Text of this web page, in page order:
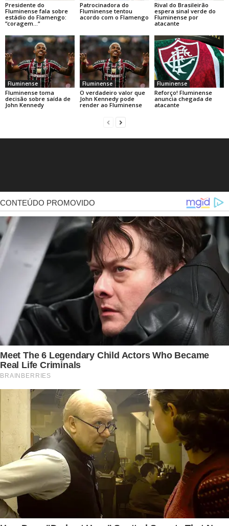
Presidente do
Fluminense fala sobre
estádio do Flamengo:
“coragem…“
Patrocinadora do
Fluminense tentou
acordo com o Flamengo
Rival do Brasileirão
espera sinal verde do
Fluminense por
atacante
Fluminense
Fluminense toma
decisão sobre saída de
John Kennedy
Fluminense
O verdadeiro valor que
John Kennedy pode
render ao Fluminense
Fluminense
Reforço! Fluminense
anuncia chegada de
atacante